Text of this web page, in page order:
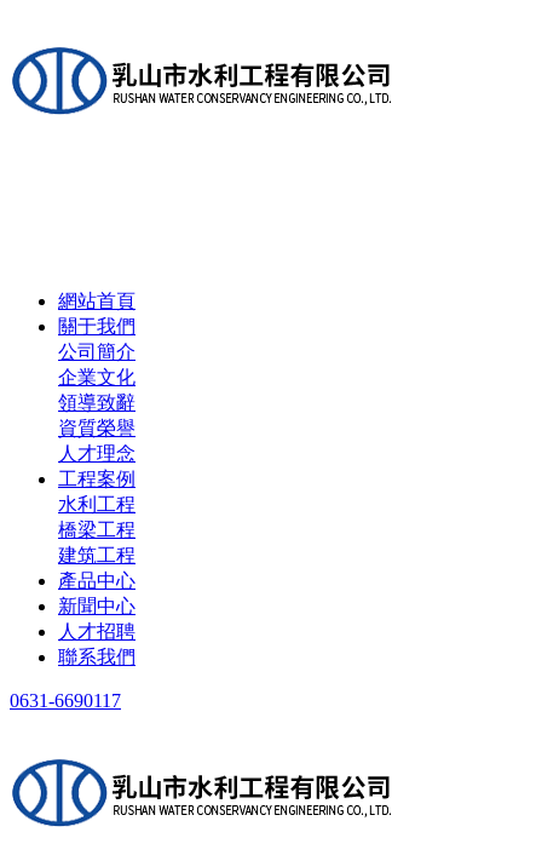
網站首頁
關于我們
公司簡介
企業文化
領導致辭
資質榮譽
人才理念
工程案例
水利工程
橋梁工程
建筑工程
產品中心
新聞中心
人才招聘
聯系我們
0631-6690117